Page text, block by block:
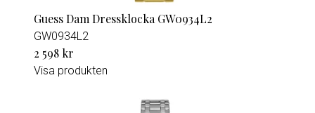
Guess Dam Dressklocka GW0934L2
GW0934L2
2 598 kr
Visa produkten